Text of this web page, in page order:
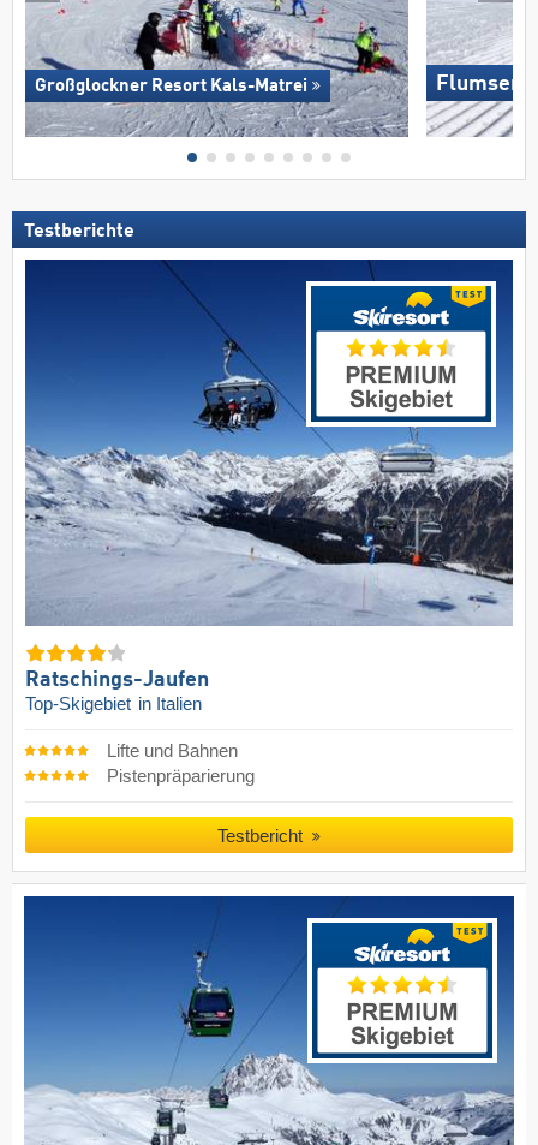
Großglockner Resort Kals-Matrei
Testberichte
Ratschings-Jaufen
Top-Skigebiet in Italien
Lifte und Bahnen
Pistenpräparierung
Testbericht